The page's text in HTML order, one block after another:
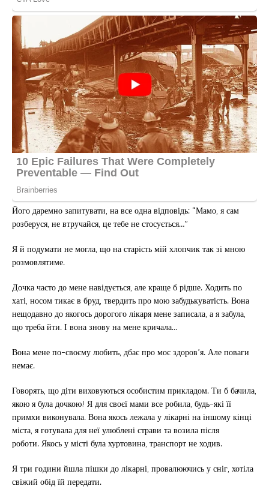
Його даремно запитувати, на все одна відповідь: “Мамо, я сам
розберуся, не втручайся, це тебе не стосується…”
Я й подумати не могла, що на старість мій хлопчик так зі мною
розмовлятиме.
Дочка часто до мене навідується, але краще б рідше. Ходить по
хаті, носом тикає в бруд, твердить про мою забудькуватість. Вона
нещодавно до якогось дорогого лікаря мене записала, а я забула,
що треба йти. І вона знову на мене кричала…
Вона мене по-своєму любить, дбає про моє здоров’я. Але поваги
немає.
Говорять, що діти виховуються особистим прикладом. Ти б бачила,
якою я була дочкою! Я для своєї мами все робила, будь-які її
примхи виконувала. Вона якось лежала у лікарні на іншому кінці
міста, я готувала для неї улюблені страви та возила після
роботи. Якось у місті була хуртовина, транспорт не ходив.
Я три години йшла пішки до лікарні, провалюючись у сніг, хотіла
свіжий обід їй передати.